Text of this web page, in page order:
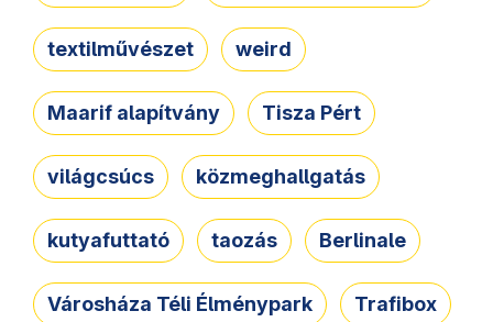
textilművészet weird
Maarif alapítvány Tisza Pért
világcsúcs közmeghallgatás
kutyafuttató taozás Berlinale
Városháza Téli Élménypark Trafibox